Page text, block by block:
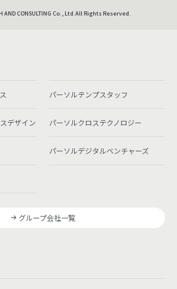
AND CONSULTING Co., Ltd.All Rights Reserved.
パーソルテンプスタッフ
デザイン パーソルクロステクノロジー
パーソルデジタルベンチャーズ
グループ会社一覧